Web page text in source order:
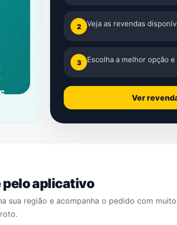
2 Veja as revendas
3 Escolha a melhor opção
Ver
pelo aplicativo
sua região e acompanha o pedido com
.